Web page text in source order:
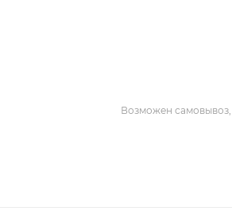
Возможен самовывоз,